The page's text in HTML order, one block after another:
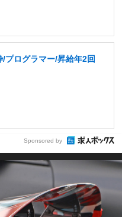
/プログラマー/昇給年2回
Sponsored by